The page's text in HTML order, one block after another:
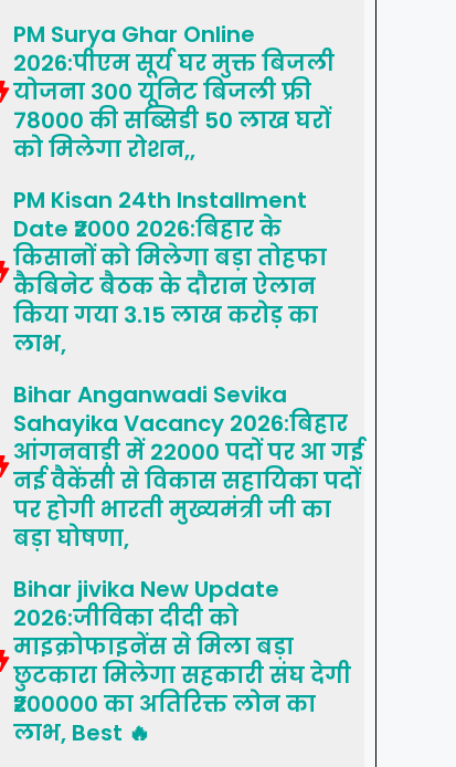
PM Surya Ghar Online
2026:पीएम सूर्य घर मुक्त बिजली
योजना 300 यूनिट बिजली फ्री
78000 की सब्सिडी 50 लाख घरों
को मिलेगा रोशन,,
PM Kisan 24th Installment
Date ₹2000 2026:बिहार के
किसानों को मिलेगा बड़ा तोहफा
कैबिनेट बैठक के दौरान ऐलान
किया गया 3.15 लाख करोड़ का
लाभ,
Bihar Anganwadi Sevika
Sahayika Vacancy 2026:बिहार
आंगनवाड़ी में 22000 पदों पर आ गई
नई वैकेंसी से विकास सहायिका पदों
पर होगी भारती मुख्यमंत्री जी का
बड़ा घोषणा,
Bihar jivika New Update
2026:जीविका दीदी को
माइक्रोफाइनेंस से मिला बड़ा
छुटकारा मिलेगा सहकारी संघ देगी
₹200000 का अतिरिक्त लोन का
लाभ, Best 🔥